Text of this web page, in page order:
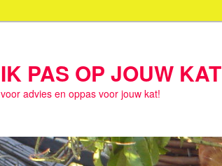
IK PAS OP JOUW KAT
voor advies en oppas voor jouw kat!